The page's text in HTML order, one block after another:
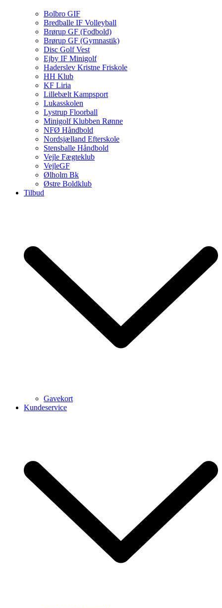
Bolbro GIF
Bredballe IF Volleyball
Brørup GF (Fodbold)
Brørup GF (Gymnastik)
Disc Golf Vest
Ejby IF Minigolf
Haderslev Kristne Friskole
HH Klub
KF Liria
Lillebælt Kampsport
Lukasskolen
Lystrup Floorball
Minigolf Klubben Rønne
NFØ Håndbold
Nordsjælland Efterskole
Stensballe Håndbold
Vejle Fægteklub
VejleGF
Ølholm Bk
Østre Boldklub
Tilbud
Gavekort
Kundeservice